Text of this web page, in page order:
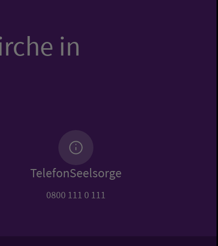
in
TelefonSeelsorge
0800 111 0 111